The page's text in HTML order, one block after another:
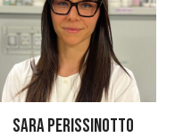
SARA PERISSINOTTO